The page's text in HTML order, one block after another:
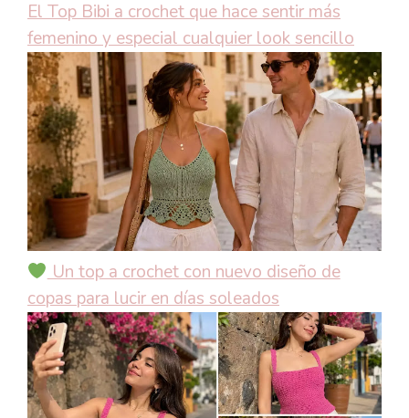
El Top Bibi a crochet que hace sentir más
femenino y especial cualquier look sencillo
Un top a crochet con nuevo diseño de
copas para lucir en días soleados